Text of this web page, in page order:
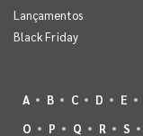
Lançamentos
Black Friday
A B C D E
O
P Q R S